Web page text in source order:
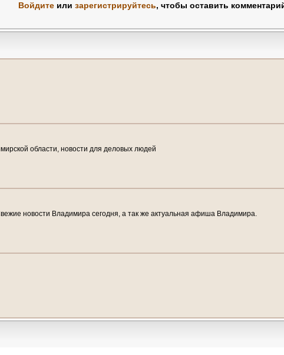
Войдитеили зарегистрируйтесь, чтобы оставить
области, новости для деловых людей
новости Владимира сегодня, а так же актуальная афиша Владимира.